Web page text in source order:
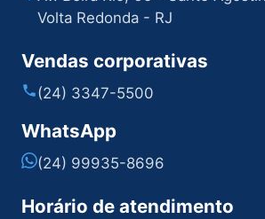
Volta Redonda - RJ
Vendas corporativas
(24) 3347-5500
WhatsApp
(24) 99935-8696
Horário de atendimento